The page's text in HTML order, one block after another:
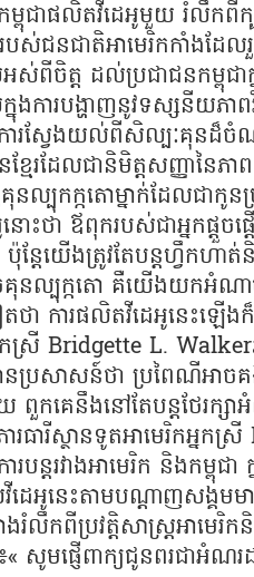
ម្ពុជាផលិតវីដេអូមួយ រំលឹកពី
បស់ជនជាតិអាមេរិកកាំងដែ
ចិត្ត ដល់ប្រជាជនកម្ពុជា
ងការបង្ហាញនូវទស្សនីយភាព
ារស្វែងយល់ពីសិល្បៈគុនដ៏ចំ
មែរដែលជានិមិត្តសញ្ញានៃ
គុនល្បុកក្កតោម្នាក់ដែលជា
នោះថា ឪពុករបស់ជាអ្នកផ្ដួ
ប៉ុន្តែយើងត្រូវតែបន្តហ្វឹក
នល្បុក្កតោ គឺយើងយកអំណាច
ថា ការផលិតវីដេអូនេះឡើ
ស្រី Bridgette L. Walkerភ
រសាសន៍ថា ប្រពៃណីអាចគ
គេនឹងនៅតែបន្តថែរក្សា
ធារីស្ថានទូតអាមេរិកអ្នក
ន្តរវាងអាមេរិក និងកម្ពុជ
យវីដេអូនេះតាមបណ្ដាញសង្
ងរំលឹកពីប្រវត្តិសាស្ត្រអាមេ
សូមផ្ញើពាក្យជូនពរជាអំណ